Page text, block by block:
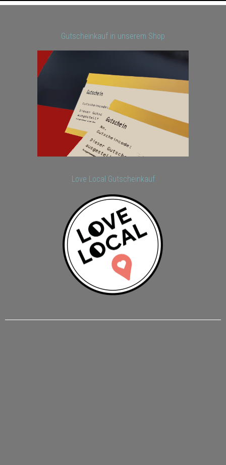
Gutscheinkauf in unserem Shop
Love Local Gutscheinkauf